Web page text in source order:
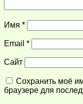
Имя *
Email *
Сайт
Сохранить моё
браузере для